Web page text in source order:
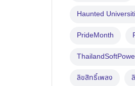
Haunted
PrideMonth
ลิขสิทธิ์เพลง